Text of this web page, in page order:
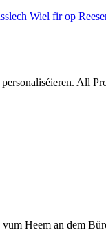
All